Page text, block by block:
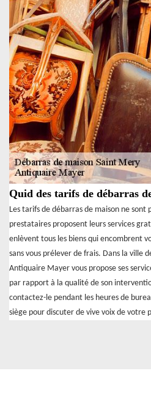
Quid des tarifs de débarras
Les tarifs de débarras de maison ne sont
prestataires proposent leurs services
enlèvent tous les biens qui encombrent
sans vous prélever de frais. Dans la ville
Antiquaire Mayer vous propose ses
par rapport à la qualité de son
contactez-le pendant les heures de
siège pour discuter de vive voix de votre